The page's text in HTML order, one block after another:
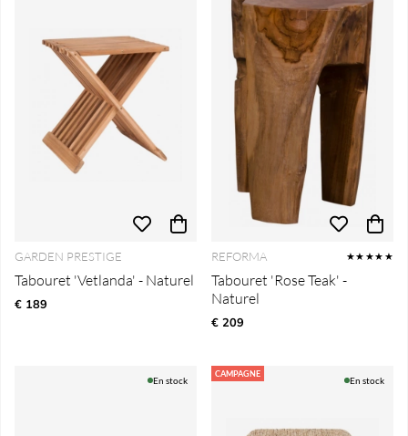
GARDEN PRESTIGE
Tabouret 'Vetlanda' - Naturel
€ 189
REFORMA ★★★★★
Tabouret 'Rose Teak' -
Naturel
€ 209
En stock
CAMPAGNE
En stock